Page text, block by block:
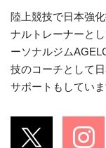
陸上競技で日本強
ナルトレーナーと
ーソナルジム
技のコーチとして
サポートもしてい